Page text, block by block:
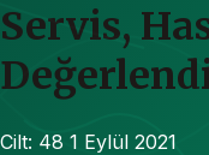
Servis,
Cilt: 48 1 Eylül 2021